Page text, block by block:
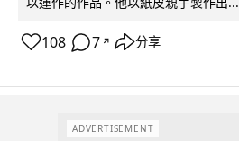
108 7 ↗ 分享
ADVERTISEMENT